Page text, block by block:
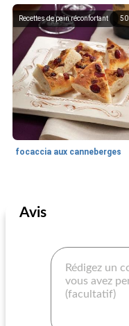
50
Recettes de pain réconfortant
focaccia aux canneberges
Avis